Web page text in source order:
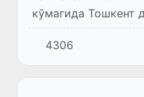
кўмагида Тошкент
университети
Франциянинг Реймс
сиёсий
4306